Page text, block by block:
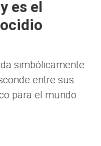
es el
simbólicamente
entre sus
para el mundo